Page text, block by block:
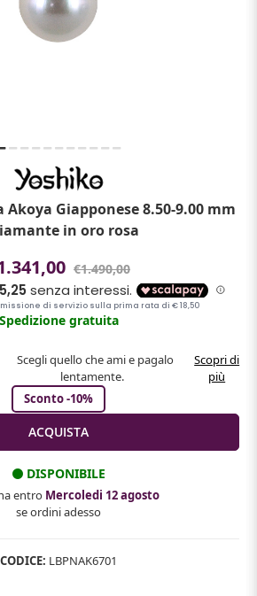
Giapponese 8.50-9.00 mm
in oro rosa
€1.490,00
Spedizione gratuita
Scegli quello che ami e pagalo
lentamente.
Scopri di
più
Sconto -10%
DISPONIBILE
entro Mercoledi 12 agosto
se ordini adesso
CODICE: LBPNAK6701